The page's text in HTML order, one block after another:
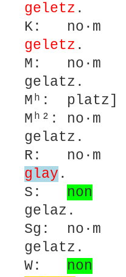
geletz .
K: no·m
geletz .
M: no·m
gelatz.
Mʰ: platz]
Mʰ²: no·m
gelatz.
R: no·m
glay .
S: non
gelaz.
Sg: no·m
gelatz.
W: non